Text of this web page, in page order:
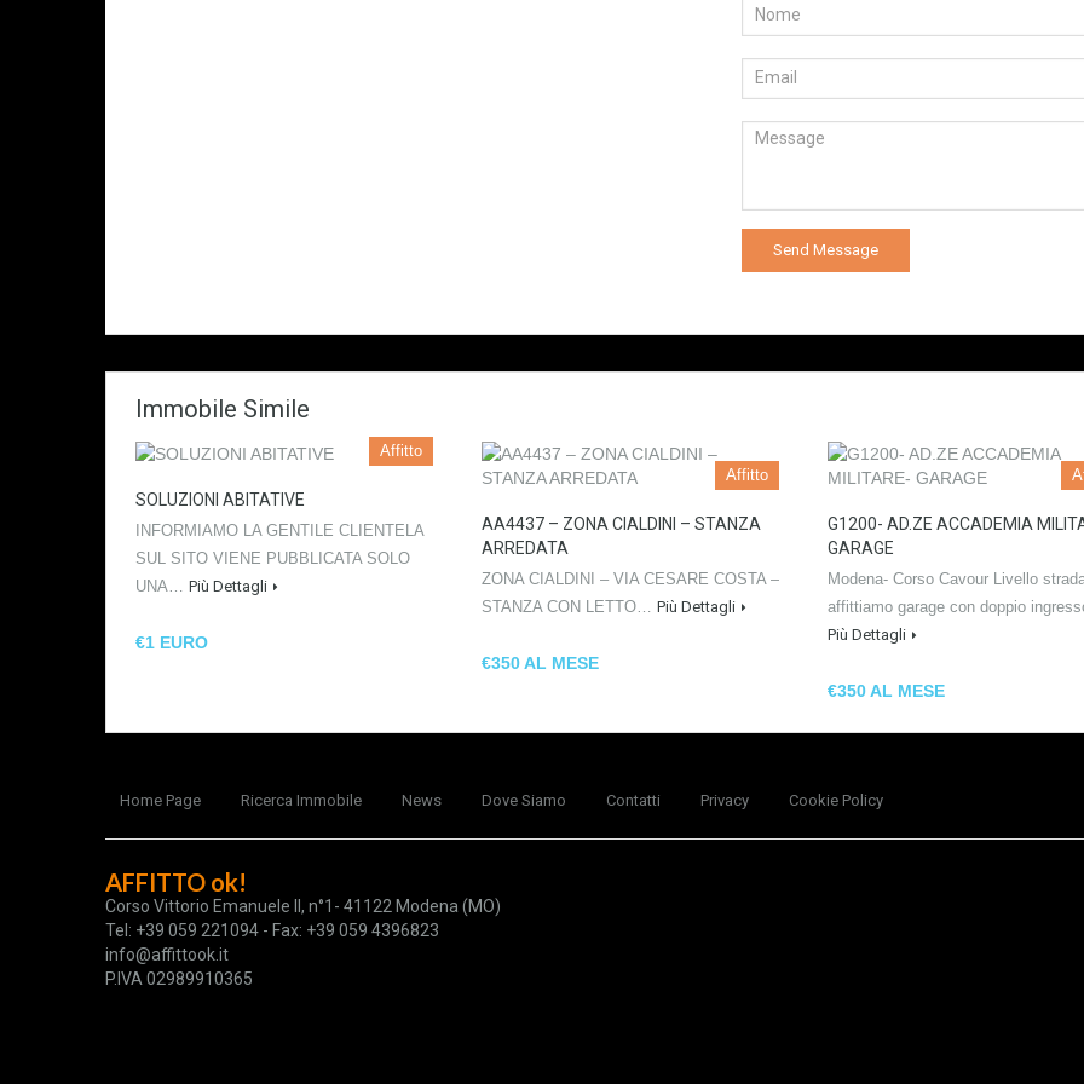
Immobile Simile
Affitto
SOLUZIONI ABITATIVE
INFORMIAMO LA GENTILE CLIENTELA
SUL SITO VIENE PUBBLICATA SOLO
UNA… Più Dettagli
€1 EURO
Affitto
AA4437 – ZONA CIALDINI – STANZA
ARREDATA
ZONA CIALDINI – VIA CESARE COSTA –
STANZA CON LETTO… Più Dettagli
€350 AL MESE
G1200- AD.ZE ACCADEMIA
GARAGE
Modena- Corso Cavour Livello
affittiamo garage con doppio
Più Dettagli
€350 AL MESE
Home Page Ricerca Immobile News Dove Siamo Contatti Privacy Cookie Policy
AFFITTO ok!
Corso Vittorio Emanuele II, n°1- 41122 Modena (MO)
Tel: +39 059 221094 - Fax: +39 059 4396823
info@affittook.it
P.IVA 02989910365